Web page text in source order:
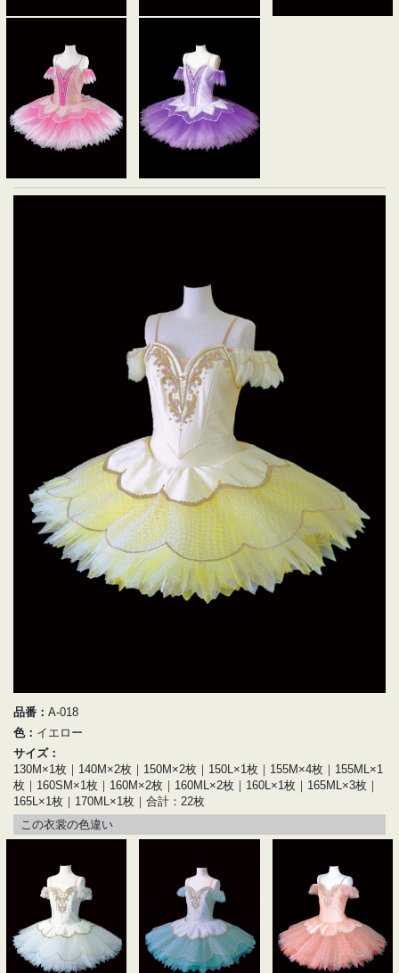
品番： A-018
色： イエロー
サイズ：
130M×1枚｜140M×2枚｜150M×2枚｜150L×1枚｜155M×4枚｜155ML×1
枚｜160SM×1枚｜160M×2枚｜160ML×2枚｜160L×1枚｜165ML×3枚｜
165L×1枚｜170ML×1枚｜合計：22枚
この衣裳の色違い